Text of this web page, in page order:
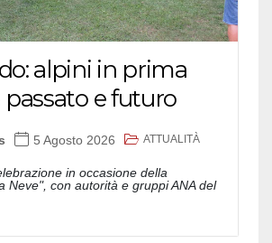
alpini in prima
passato e futuro
5 Agosto 2026 ATTUALITÀ
in occasione della
Neve", con autorità e gruppi ANA del